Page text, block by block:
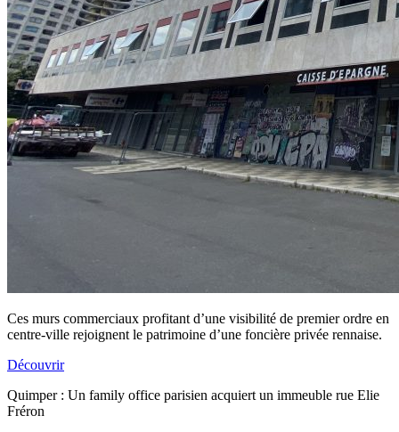
Ces murs commerciaux profitant d’une visibilité de premier ordre en
centre-ville rejoignent le patrimoine d’une foncière privée rennaise.
Découvrir
Quimper : Un family office parisien acquiert un immeuble rue Elie
Fréron